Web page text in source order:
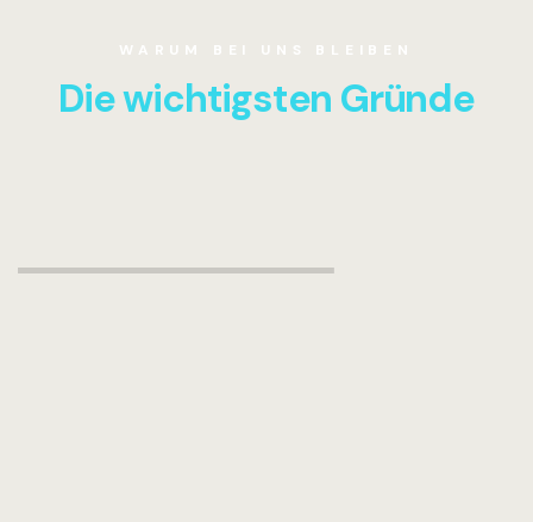
WARUM BEI UNS BLEIBEN
Die wichtigsten Gründe